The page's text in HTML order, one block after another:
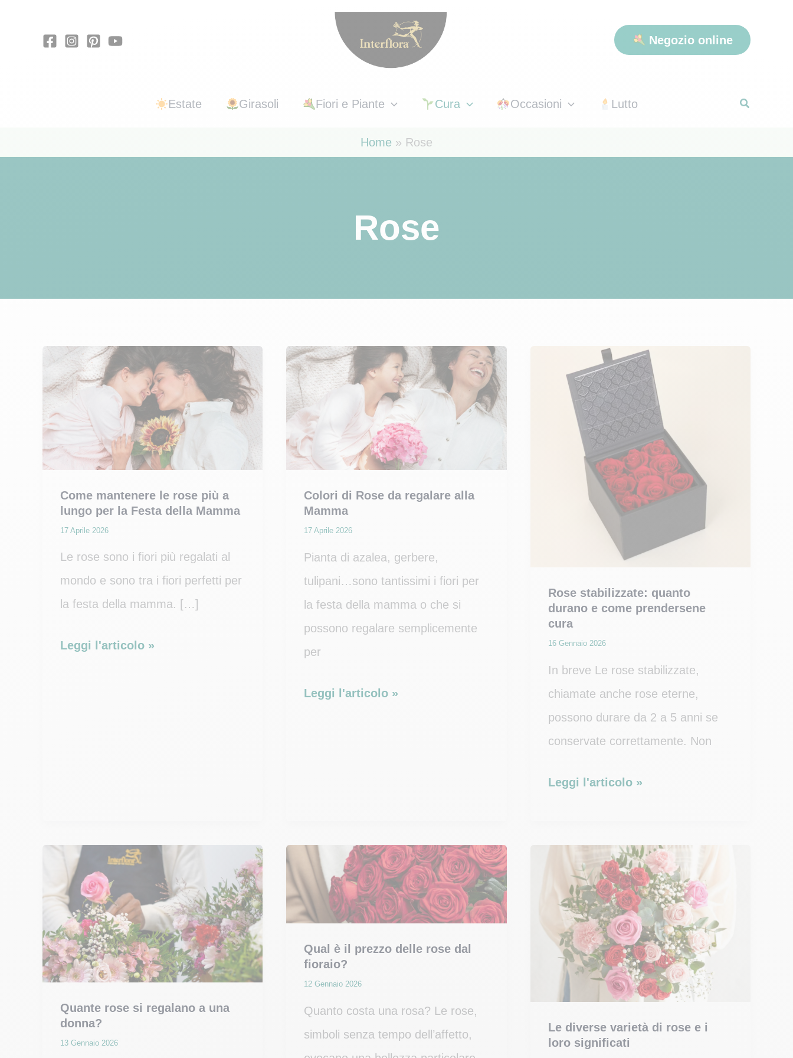
Negozio online
Estate Girasoli Fiori e Piante Cura Occasioni Lutto
Home Rose
Rose
Come mantenere le rose più a
lungo per la Festa della Mamma
17 Aprile 2026
Le rose sono i fiori più regalati al
mondo e sono tra i fiori perfetti per
la festa della mamma. […]
Come
Festa
della
Mamma
Leggi l'articolo »
Colori di Rose da regalare alla
Mamma
17 Aprile 2026
Pianta di azalea, gerbere,
tulipani…sono tantissimi i fiori per
la festa della mamma o che si
possono regalare semplicemente
per
Colori
Leggi l'articolo »
Rose stabilizzate: quanto
durano e come prendersene
cura
16 Gennaio 2026
In breve Le rose stabilizzate,
chiamate anche rose eterne,
possono durare da 2 a 5 anni se
conservate correttamente. Non
Rose
come
prendersene
cura
Leggi l'articolo »
Quante rose si regalano a una
donna?
13 Gennaio 2026
Qual è il prezzo delle rose dal
fioraio?
12 Gennaio 2026
Quanto costa una rosa? Le rose,
simboli senza tempo dell’affetto,
Le diverse varietà di rose e i
loro significati